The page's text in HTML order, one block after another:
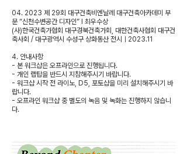
04. 2023 제 29회 대구건축비엔날레 대구건축아카데미 부
문 “신천수변공간 디자인” l 최우수상
(사)한국건축가협회 대구경북건축가회, 대한건축사협회 대구건
축사회 / 대구광역시 수성구 상화동산 전시ㅣ2023.11
4. 안내사항
- 본 워크샵은 오프라인으로 진행됩니다.
- 개인 랩탑을 반드시 지참해주시기 바랍니다.
- 워크샵 시작 전 라이노, D5, 포토샵을 미리 설치해주시기 바
랍니다.
- 오프라인 워크샵 중 별도의 녹음 및 녹화는 진행하지 않습니
다.